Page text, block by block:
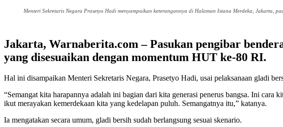
Menteri Sekretaris Negara Prasetyo Hadi menyampaikan keterangannya di Halaman Istana Merdeka, Jakarta,
Jakarta, Warnaberita.com – Pasukan pengibar
yang disesuaikan dengan momentum HUT ke-80 RI.
Hal ini disampaikan Menteri Sekretaris Negara, Prasetyo Hadi, usai pelaksanaan gladi
“Semangat kita harapannya adalah ini bagian dari kita generasi penerus bangsa. Ini
ikut merayakan kemerdekaan kita yang kedelapan puluh. Semangatnya itu,” katanya.
Ia mengatakan secara umum, gladi bersih sudah berlangsung sesuai skenario.